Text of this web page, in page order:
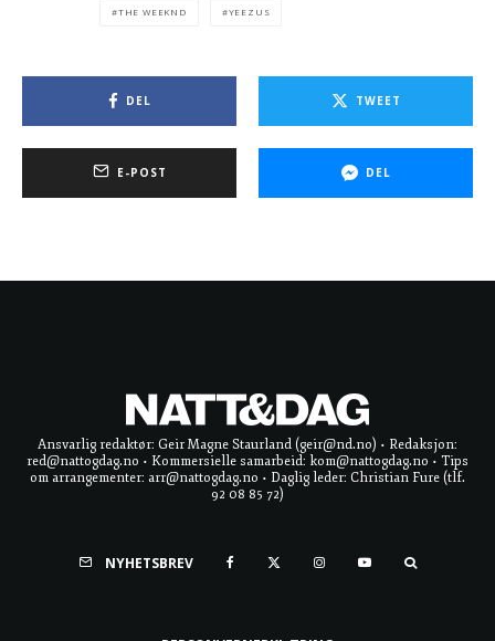
THE WEEKND YEEZUS
DEL TWEET
E-POST DEL
Ansvarlig redaktør: Geir Magne Staurland (geir@nd.no) • Redaksjon:
red@nattogdag.no • Kommersielle samarbeid: kom@nattogdag.no • Tips
om arrangementer: arr@nattogdag.no • Daglig leder: Christian Fure (tlf.
92 08 85 72)
NYHETSBREV